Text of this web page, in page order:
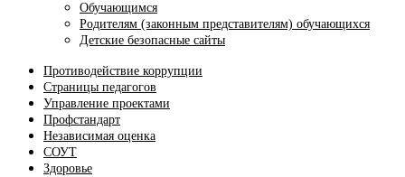
Обучающимся
Родителям (законным представителям) обучающихся
Детские безопасные сайты
Противодействие коррупции
Страницы педагогов
Управление проектами
Профстандарт
Независимая оценка
СОУТ
Здоровье